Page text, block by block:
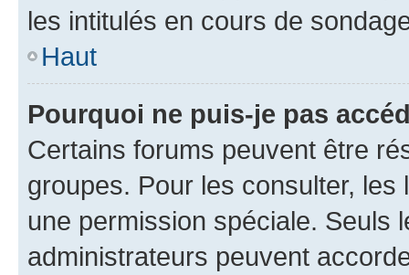
les intitulés en cours de
Haut
Pourquoi ne puis-je pas
Certains forums peuvent être
groupes. Pour les consulter,
une permission spéciale. Seuls
administrateurs peuvent